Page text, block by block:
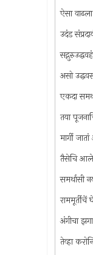
ऐसा
उदंड
असो
एकदा
तया
मार्गी
तैसेचि आले
समर्थासी
अंगीचा
तेव्हा